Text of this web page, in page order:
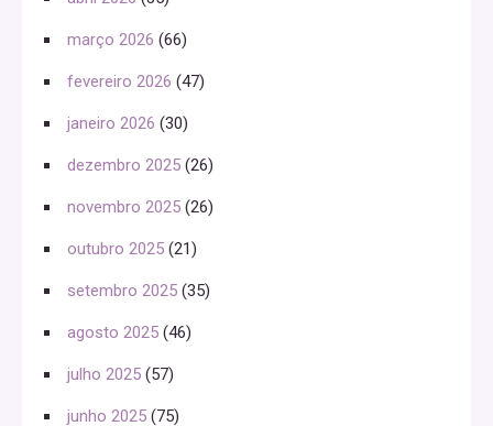
março 2026 (66)
fevereiro 2026 (47)
janeiro 2026 (30)
dezembro 2025 (26)
novembro 2025 (26)
outubro 2025 (21)
setembro 2025 (35)
agosto 2025 (46)
julho 2025 (57)
junho 2025 (75)